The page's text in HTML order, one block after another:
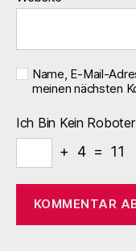
Name, E-Mail-
meinen nächsten
Ich Bin Kein Roboter
+ 4 = 11